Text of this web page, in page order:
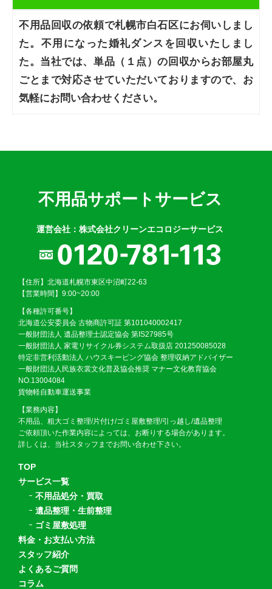
不用品回収の依頼で札幌市白石区にお伺いしまし
た。不用になった婚礼ダンスを回収いたしまし
た。当社では、単品（１点）の回収からお部屋丸
ごとまで対応させていただいておりますので、お
気軽にお問い合わせください。
不用品サポートサービス
運営会社：株式会社クリーンエコロジーサービス
【住所】北海道札幌市東区中沼町22-63
【営業時間】9:00~20:00
【各種許可番号】
北海道公安委員会 古物商許可証 第101040002417
一般財団法人 遺品整理士認定協会 第IS27985号
一般財団法人 家電リサイクル券システム取扱店 201250085028
特定非営利活動法人 ハウスキーピング協会 整理収納アドバイザー
一般財団法人民族衣裳文化普及協会推奨 マナー文化教育協会
NO.13004084
貨物軽自動車運送事業
【業務内容】
不用品、粗大ゴミ整理/片付け/ゴミ屋敷整理/引っ越し/遺品整理
ご依頼頂いた作業内容によっては、お断りする場合があります。
詳しくは、当社スタッフまでお問い合わせ下さい。
TOP
サービス一覧
不用品処分・買取
遺品整理・生前整理
ゴミ屋敷処理
料金・お支払い方法
スタッフ紹介
よくあるご質問
コラム